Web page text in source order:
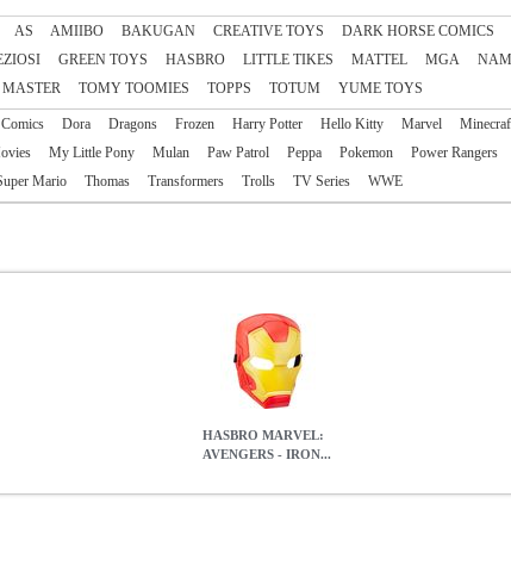
AS AΜΙΙΒΟ BAKUGAN CREATIVE TOYS DARK HORSE COMICS
GREEN TOYS HASBRO LITTLE TIKES MATTEL MGA
TOMY TOOMIES TOPPS TOTUM YUME TOYS
Dora Dragons Frozen Harry Potter Hello Kitty Marvel
My Little Pony Mulan Paw Patrol Peppa Pokemon Power Rangers
Mario Thomas Transformers Trolls TV Series WWE
HASBRO MARVEL:
AVENGERS - IRON...